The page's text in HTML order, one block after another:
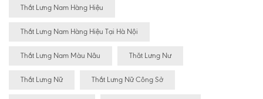
Thắt Lưng Nam Hàng Hiệu
Thắt Lưng Nam Hàng Hiệu Tại Hà Nội
Thắt Lưng Nam Màu Nâu Thăt Lưng Nư
Thắt Lưng Nữ Thắt Lưng Nữ Công Sở